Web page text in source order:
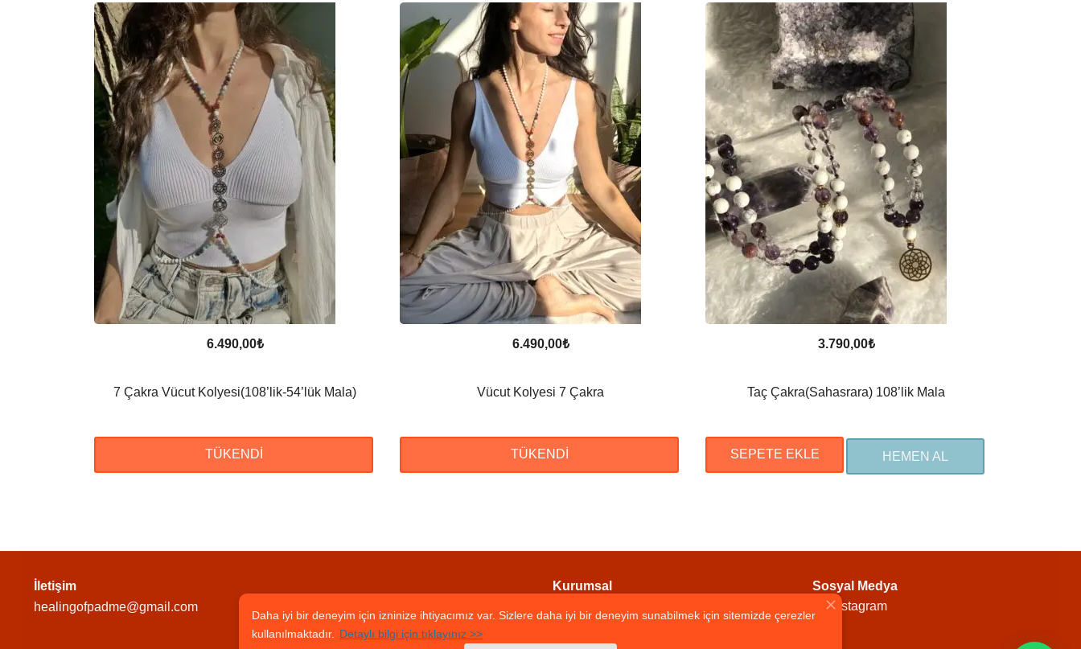
6.490,00₺
7 Çakra Vücut Kolyesi(108’lik-54’lük Mala)
TÜKENDI
6.490,00₺
Vücut Kolyesi 7 Çakra
TÜKENDI
3.790,00₺
Taç Çakra(Sahasrara) 108’lik Mala
SEPETE EKLE HEMEN AL
İletişim
healingofpadme@gmail.com
Kurumsal
Sosyal Medya
Instagram
Daha iyi bir deneyim için izninize ihtiyacımız var. Sizlere daha iyi bir deneyim sunabilmek için sitemizde çerezler
kullanılmaktadır.
Detaylı bilgi için tıklayınız >>